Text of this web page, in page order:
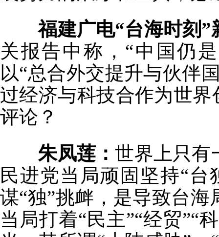
福建广电“台海时刻”
关报告中称，“中国仍
以“总合外交提升与伙伴
过经济与科技合作为世
评论？
朱凤莲：世界上只有
民进党当局顽固坚持“
谋“独”挑衅，是导致台
当局打着“民主”“经贸”“